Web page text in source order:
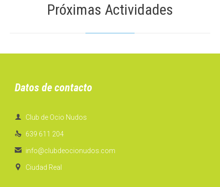
Próximas Actividades
Datos de contacto
 Club de Ocio Nudos
 639 611 204
 info@clubdeocionudos.com
 Ciudad Real